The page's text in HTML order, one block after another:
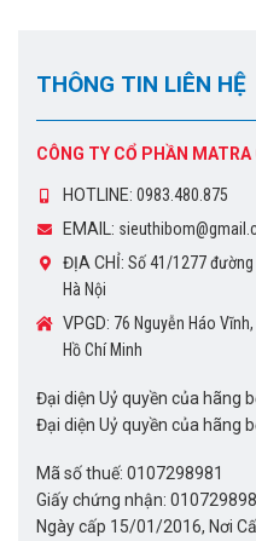
THÔNG TIN LIÊN HỆ
CÔNG TY CỔ PHẦN MATRA
HOTLINE: 0983.480.875
EMAIL:
ĐỊA CHỈ: Số 41/1277 đường
Hà Nội
VPGD: 76 Nguyễn Háo
Hồ Chí Minh
Đại diện Uỷ quyền của hãng
Đại diện Uỷ quyền của hãng
Mã số thuế: 0107298981
Giấy chứng nhận:
Ngày cấp 15/01/2016, Nơi